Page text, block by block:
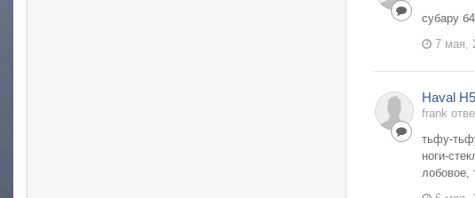
субару
7 мая,
Haval
frank
тьфу-
ноги-
лобовое,